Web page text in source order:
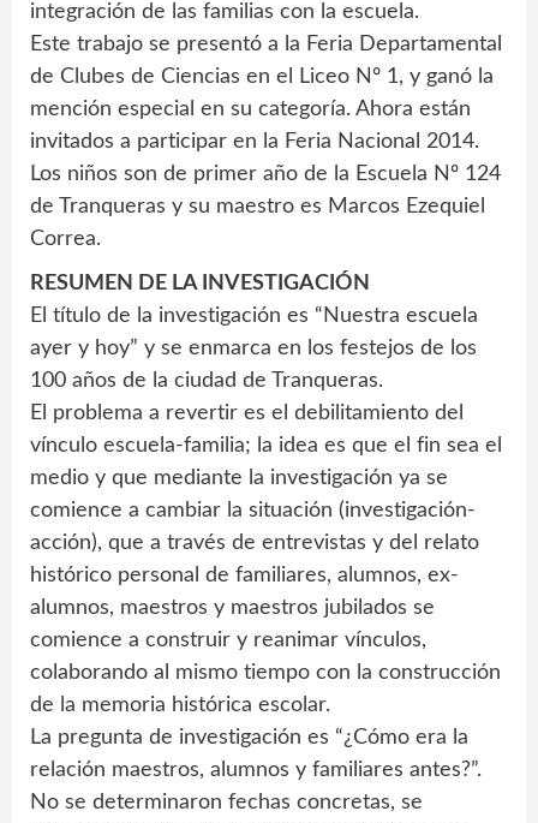
integración de las familias con la escuela.
Este trabajo se presentó a la Feria Departamental
de Clubes de Ciencias en el Liceo Nº 1, y ganó la
mención especial en su categoría. Ahora están
invitados a participar en la Feria Nacional 2014.
Los niños son de primer año de la Escuela Nº 124
de Tranqueras y su maestro es Marcos Ezequiel
Correa.
RESUMEN DE LA INVESTIGACIÓN
El título de la investigación es “Nuestra escuela
ayer y hoy” y se enmarca en los festejos de los
100 años de la ciudad de Tranqueras.
El problema a revertir es el debilitamiento del
vínculo escuela-familia; la idea es que el fin sea el
medio y que mediante la investigación ya se
comience a cambiar la situación (investigación-
acción), que a través de entrevistas y del relato
histórico personal de familiares, alumnos, ex-
alumnos, maestros y maestros jubilados se
comience a construir y reanimar vínculos,
colaborando al mismo tiempo con la construcción
de la memoria histórica escolar.
La pregunta de investigación es “¿Cómo era la
relación maestros, alumnos y familiares antes?”.
No se determinaron fechas concretas, se